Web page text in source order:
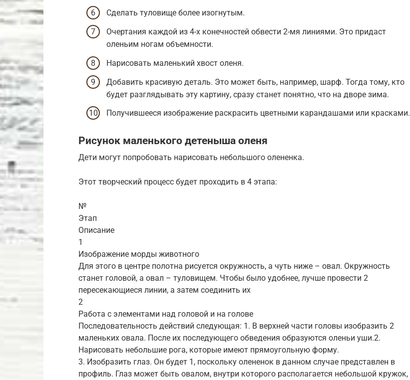
Сделать туловище более изогнутым.
Очертания каждой из 4-х конечностей обвести 2-мя линиями. Это придаст
оленьим ногам объемности.
Нарисовать маленький хвост оленя.
Добавить красивую деталь. Это может быть, например, шарф. Тогда тому, кто
будет разглядывать эту картину, сразу станет понятно, что на дворе зима.
Получившееся изображение раскрасить цветными карандашами или красками.
Рисунок маленького детеныша оленя
Дети могут попробовать нарисовать небольшого олененка.
Этот творческий процесс будет проходить в 4 этапа:
№
Этап
Описание
1
Изображение морды животного
Для этого в центре полотна рисуется окружность, а чуть ниже – овал. Окружность
станет головой, а овал – туловищем. Чтобы было удобнее, лучше провести 2
пересекающиеся линии, а затем соединить их
2
Работа с элементами над головой и на голове
Последовательность действий следующая: 1. В верхней части головы изобразить 2
маленьких овала. После их последующего обведения образуются оленьи уши.2.
Нарисовать небольшие рога, которые имеют прямоугольную форму.
3. Изобразить глаз. Он будет 1, поскольку олененок в данном случае представлен в
профиль. Глаз может быть овалом, внутри которого располагается небольшой кружок,